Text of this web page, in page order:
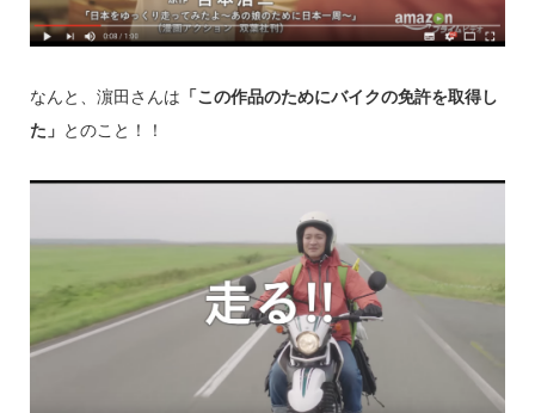
なんと、濵田さんは 「この作品のためにバイクの免許を取得し
た」 とのこと！！